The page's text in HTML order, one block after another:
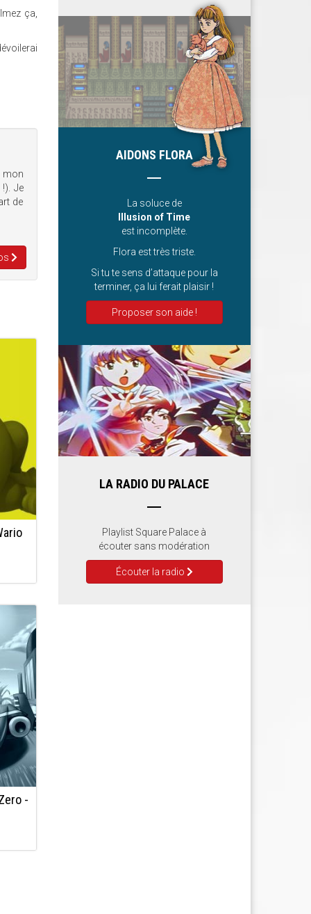
ça,
mon
Je
de
-
AIDONS FLORA
La soluce de
Illusion of Time
est incomplète.
Flora est très triste.
Si tu te sens d’attaque pour la
terminer, ça lui ferait plaisir !
Proposer son aide !
LA RADIO DU PALACE
Playlist Square Palace à
écouter sans modération
Écouter la radio